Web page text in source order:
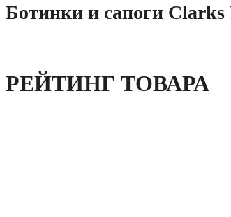
Ботинки и сапоги
РЕЙТИНГ ТОВАРА